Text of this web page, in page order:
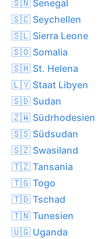
🇸🇳 Senegal
🇸🇨 Seychellen
🇸🇱 Sierra Leone
🇸🇴 Somalia
🇸🇭 St. Helena
🇱🇾 Staat Libyen
🇸🇩 Sudan
🇿🇼 Südrhodesien
🇸🇸 Südsudan
🇸🇿 Swasiland
🇹🇿 Tansania
🇹🇬 Togo
🇹🇩 Tschad
🇹🇳 Tunesien
🇺🇬 Uganda